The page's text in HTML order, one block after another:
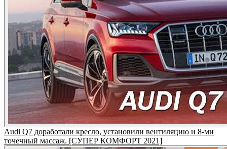
Audi Q7 доработали кресло, установили вентиляцию и 8-ми
точечный массаж. [СУПЕР КОМФОРТ 2021]